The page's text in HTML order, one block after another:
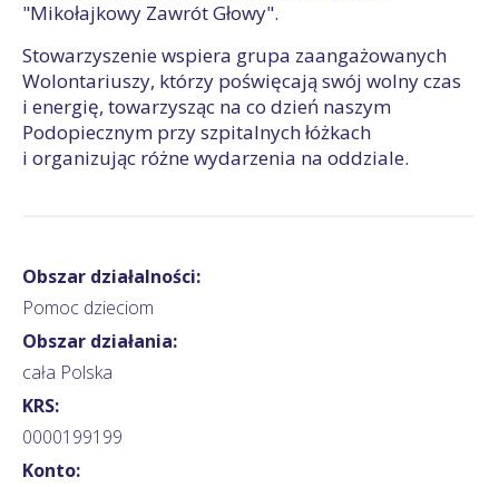
"Mikołajkowy Zawrót Głowy".
Stowarzyszenie wspiera grupa zaangażowanych
Wolontariuszy, którzy poświęcają swój wolny czas
i energię, towarzysząc na co dzień naszym
Podopiecznym przy szpitalnych łóżkach
i organizując różne wydarzenia na oddziale.
Obszar działalności:
Pomoc dzieciom
Obszar działania:
cała Polska
KRS:
0000199199
Konto: